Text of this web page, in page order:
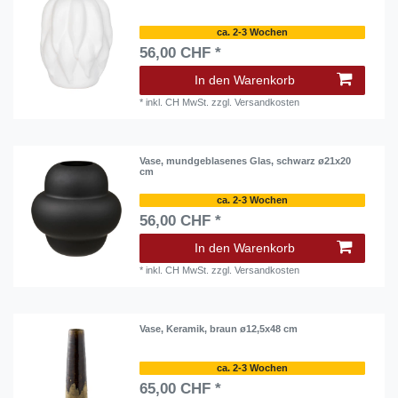
ca. 2-3 Wochen
56,00 CHF *
In den Warenkorb
*inkl. CH MwSt. zzgl.Versandkosten
Vase, mundgeblasenes Glas, schwarz ø21x20
cm
ca. 2-3 Wochen
56,00 CHF *
In den Warenkorb
*inkl. CH MwSt. zzgl.Versandkosten
Vase, Keramik, braun ø12,5x48 cm
ca. 2-3 Wochen
65,00 CHF *